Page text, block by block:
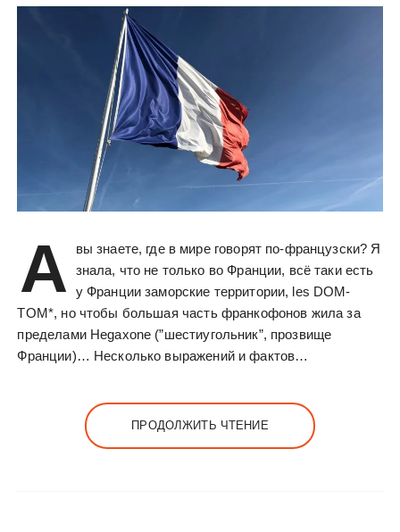
А
вы знаете, где в мире говорят по-французски? Я
знала, что не только во Франции, всё таки есть
у Франции заморские территории, les DOM-
TOM*, но чтобы большая часть франкофонов жила за
пределами Hegaxone (”шестиугольник”, прозвище
Франции)… Несколько выражений и фактов…
ПРОДОЛЖИТЬ ЧТЕНИЕ